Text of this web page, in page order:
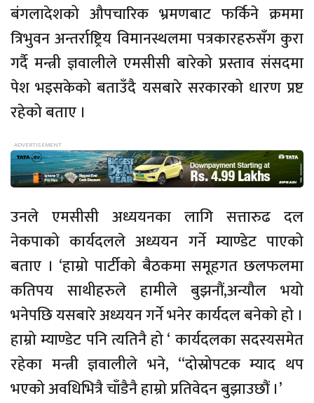
बंगलादेशको औपचारिक भ्रमणबाट फर्किने क्रममा
त्रिभुवन अन्तर्राष्ट्रिय विमानस्थलमा पत्रकारहरुसँग कुरा
गर्दै मन्त्री ज्ञवालीले एमसीसी बारेको प्रस्ताव संसदमा
पेश भइसकेको बताउँदै यसबारे सरकारको धारण प्रष्ट
रहेको बताए ।
उनले एमसीसी अध्ययनका लागि सत्तारुढ दल
नेकपाको कार्यदलले अध्ययन गर्ने म्याण्डेट पाएको
बताए । ‘हाम्रो पार्टीको बैठकमा समूहगत छलफलमा
कतिपय साथीहरुले हामीले बुझनौं,अन्यौल भयो
भनेपछि यसबारे अध्ययन गर्ने भनेर कार्यदल बनेको हो ।
हाम्रो म्याण्डेट पनि त्यतिनै हो ‘ कार्यदलका सदस्यसमेत
रहेका मन्त्री ज्ञवालीले भने, “दोस्रोपटक म्याद थप
भएको अवधिभित्रै चाँडैनै हाम्रो प्रतिवेदन बुझाउछौं ।’